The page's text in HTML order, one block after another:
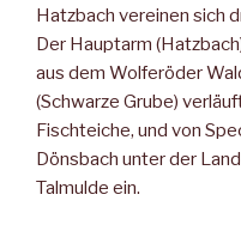
Hatzbach vereinen sich
Der Hauptarm
aus dem Wolferöder
(Schwarze Grube)
Fischteiche, und von
Dönsbach unter der
Talmulde ein.